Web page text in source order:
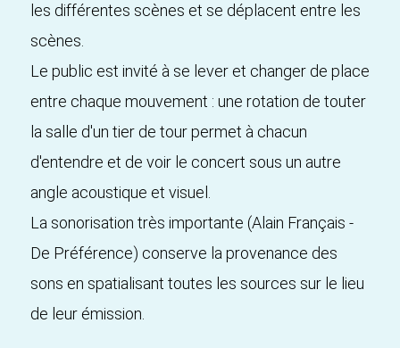
les différentes scènes et se déplacent entre les
scènes.
Le public est invité à se lever et changer de place
entre chaque mouvement : une rotation de touter
la salle d'un tier de tour permet à chacun
d'entendre et de voir le concert sous un autre
angle acoustique et visuel.
La sonorisation très importante (Alain Français -
De Préférence) conserve la provenance des
sons en spatialisant toutes les sources sur le lieu
de leur émission.